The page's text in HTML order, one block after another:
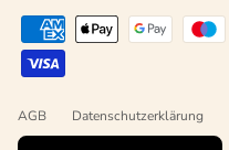
AGB Datenschutzerklärung